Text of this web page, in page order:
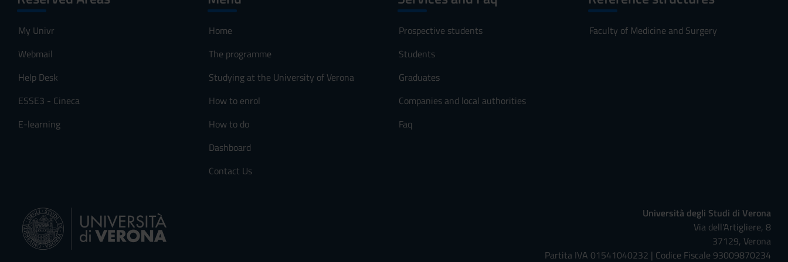
My Univr
Webmail
Help Desk
ESSE3 - Cineca
E-learning
Home
The programme
Studying at the University of Verona
How to enrol
How to do
Dashboard
Contact Us
Prospective students
Students
Graduates
Companies and local authorities
Faq
Faculty of Medicine and Surgery
Università degli Studi di Verona
Via dell'Artigliere, 8
37129, Verona
Partita IVA 01541040232 | Codice Fiscale 93009870234